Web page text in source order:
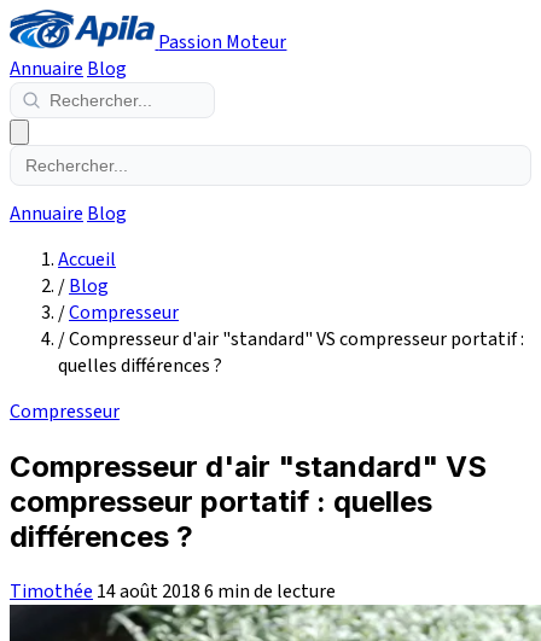
Passion Moteur
Annuaire Blog
Annuaire Blog
Accueil
/Blog
/Compresseur
/Compresseur d'air "standard" VS compresseur portatif :
quelles différences ?
Compresseur
Compresseur d'air "standard" VS
compresseur portatif : quelles
différences ?
Timothée 14 août 20186 min de lecture